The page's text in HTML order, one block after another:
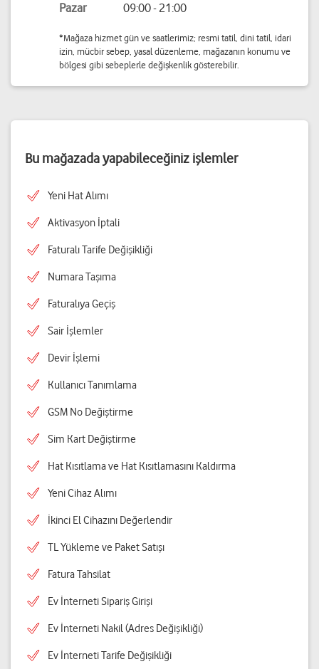
Pazar
09:00 - 21:00
*Mağaza hizmet gün ve saatlerimiz; resmi tatil, dini tatil, idari
izin, mücbir sebep, yasal düzenleme, mağazanın konumu ve
bölgesi gibi sebeplerle değişkenlik gösterebilir.
Bu mağazada yapabileceğiniz işlemler
Yeni Hat Alımı
Aktivasyon İptali
Faturalı Tarife Değişikliği
Numara Taşıma
Faturalıya Geçiş
Sair İşlemler
Devir İşlemi
Kullanıcı Tanımlama
GSM No Değiştirme
Sim Kart Değiştirme
Hat Kısıtlama ve Hat Kısıtlamasını Kaldırma
Yeni Cihaz Alımı
İkinci El Cihazını Değerlendir
TL Yükleme ve Paket Satışı
Fatura Tahsilat
Ev İnterneti Sipariş Girişi
Ev İnterneti Nakil (Adres Değişikliği)
Ev İnterneti Tarife Değişikliği